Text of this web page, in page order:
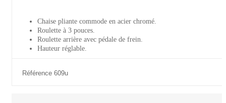
Chaise pliante commode en acier chromé.
Roulette à 3 pouces.
Roulette arrière avec pédale de frein.
Hauteur réglable.
Référence 609u